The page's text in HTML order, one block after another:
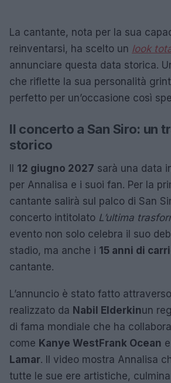
La cantante, nota per la sua
reinventarsi, ha scelto un look
annunciare questa data storica.
che riflette la sua personalità
perfetto per un’occasione così
Il concerto a San Siro: un
storico
12 giugno 2027 sarà una data
per Annalisa e i suoi fan. Per la
cantante salirà sul palco di San
concerto intitolato L’ultima
evento non solo celebra il suo
stadio, ma anche i 15 anni di
cantante.
L’annuncio è stato fatto
realizzato da Nabil Elderkinun
di fama mondiale che ha
come Kanye West Frank Ocean e
Lamar. Il video mostra Annalisa
tutte le sue ere artistiche,